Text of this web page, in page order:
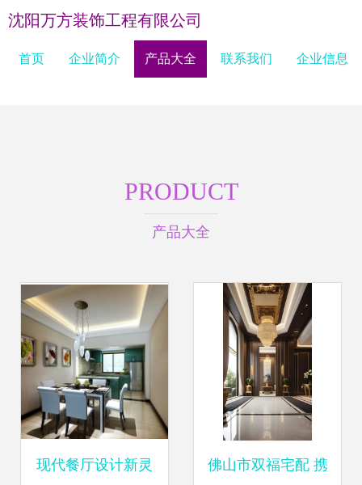
沈阳万方装饰工程有限公司
首页 企业简介 产品大全 联系我们 企业信息
PRODUCT
产品大全
现代餐厅设计新灵 佛山市双福宅配 携